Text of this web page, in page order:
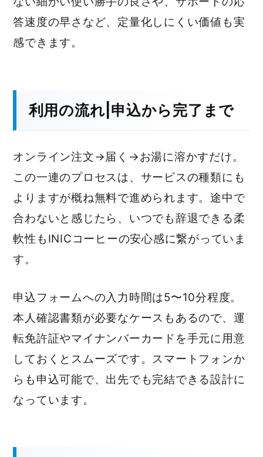
答速度の早さなど、定量化しにくい価値も実
感できます。
利用の流れ|申込から完了まで
オンライン注文→届く→お湯に溶かすだけ。
この一連のプロセスは、サービスの種類にも
よりますが概ね無料で進められます。途中で
合わないと感じたら、いつでも辞退できる柔
軟性もINICコーヒーの安心感に繋がっていま
す。
申込フォームへの入力時間は5〜10分程度。
本人確認書類が必要なケースもあるので、運
転免許証やマイナンバーカードを手元に用意
しておくとスムーズです。スマートフォンか
らも申込可能で、出先でも完結できる設計に
なっています。